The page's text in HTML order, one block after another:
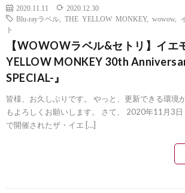
2020.11.11
2020.12.30
Blu-rayラベル
THE YELLOW MONKEY, wowow,
ト
【WOWOWラベル&セトリ】イエ
YELLOW MONKEY 30th
SPECIAL-』
皆様、お久しぶりです。 やっと、更新できる環境
もよろしくお願いします。 さて、 2020年11月3
で開催されたザ・イエ […]